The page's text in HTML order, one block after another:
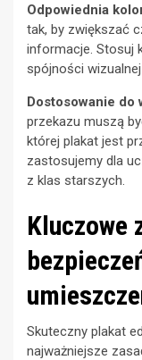
Odpowiednia
tak, by zwiększać
informacje. Stosuj
spójności
Dostosowanie do
przekazu muszą
której plakat jest
zastosujemy dla
z klas starszych.
Kluczowe
Skuteczny plakat
najważniejsze